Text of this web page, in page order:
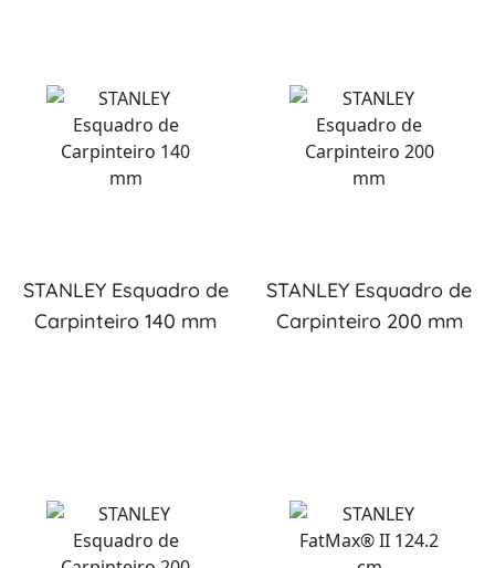
STANLEY Esquadro de
Carpinteiro 140 mm
STANLEY Esquadro de
Carpinteiro 200 mm